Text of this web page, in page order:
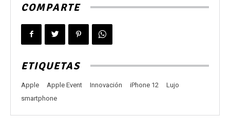
COMPARTE
ETIQUETAS
Apple Apple Event Innovación iPhone 12
Lujo
smartphone